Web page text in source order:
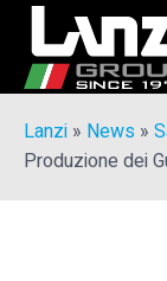
Lanzi » News »
Produzione dei